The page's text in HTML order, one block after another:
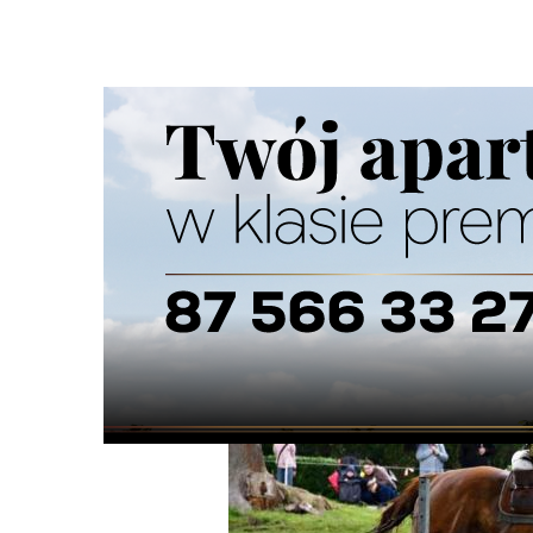
Ścieżka
nawigacyjna
Strona główna
Z ŻYCIA MIASTA 13/06/2026/ 0 Komentarzy
XXV Piknik Kawaleryjski rozpoczął się w